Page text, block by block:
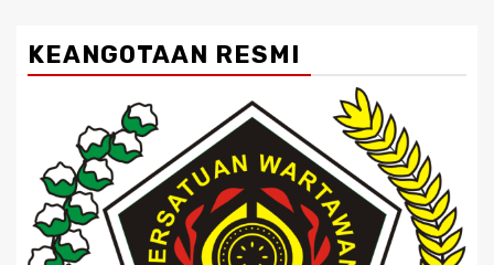
KEANGOTAAN RESMI